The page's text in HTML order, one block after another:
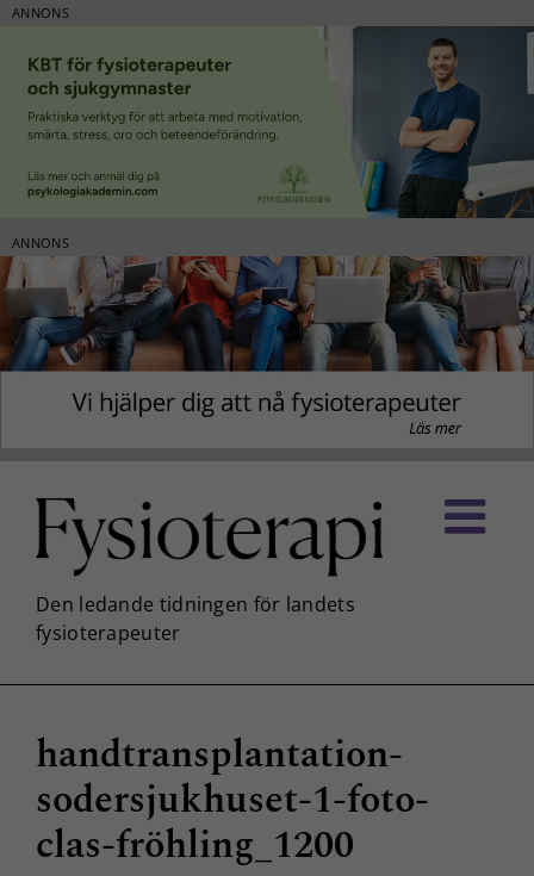
ANNONS
ANNONS
innehållet
handtransplantation-
sodersjukhuset-1-foto-
clas-fröhling_1200